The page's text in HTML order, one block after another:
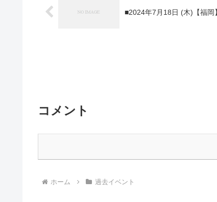
■2024年7月18日 (木)【福
コメント
ホーム 過去イベント